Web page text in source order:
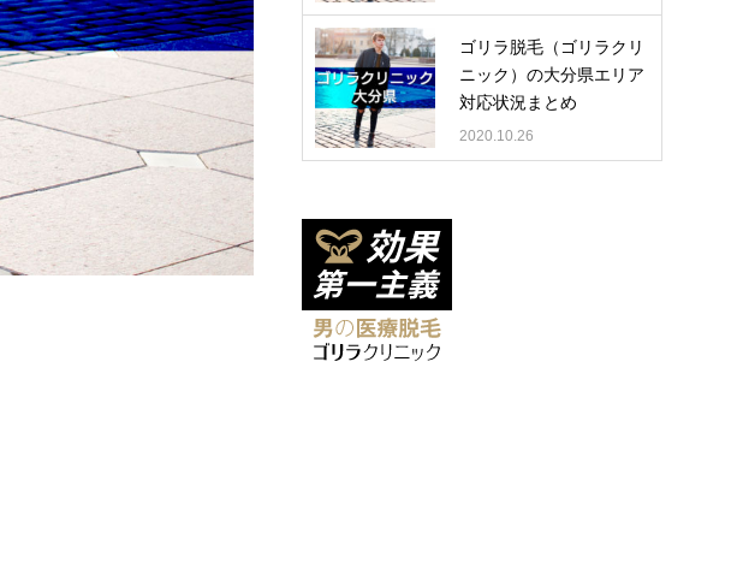
ゴリラ脱毛（ゴリラクリ
ニック）の大分県エリア
対応状況まとめ
2020.10.26